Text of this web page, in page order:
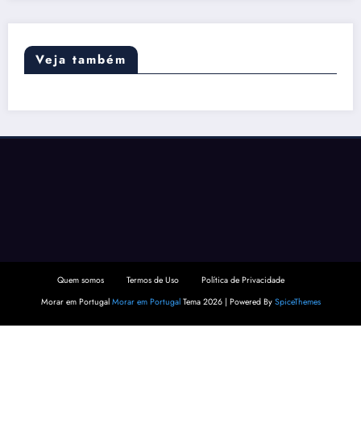
Veja também
Quem somos Termos de Uso
Política de Privacidade
Morar em Portugal Morar em PortugalTema 2026 | Powered By SpiceThemes